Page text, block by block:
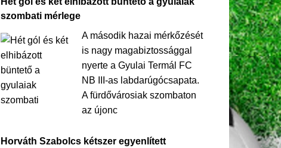
szombati mérlege
A második hazai mérkőzését
is nagy magabiztossággal
nyerte a Gyulai Termál FC
NB III-as labdarúgócsapata.
A fürdővárosiak szombaton
az újonc
Horváth Szabolcs kétszer egyenlített